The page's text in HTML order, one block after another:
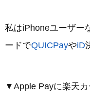
私はiPhoneユーザー
ードでQUICPayやiD
▼Apple Payに楽天